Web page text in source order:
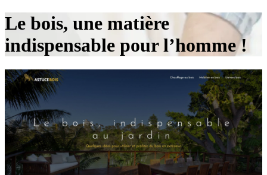
Le bois, une matière
indispensable pour l’homme !